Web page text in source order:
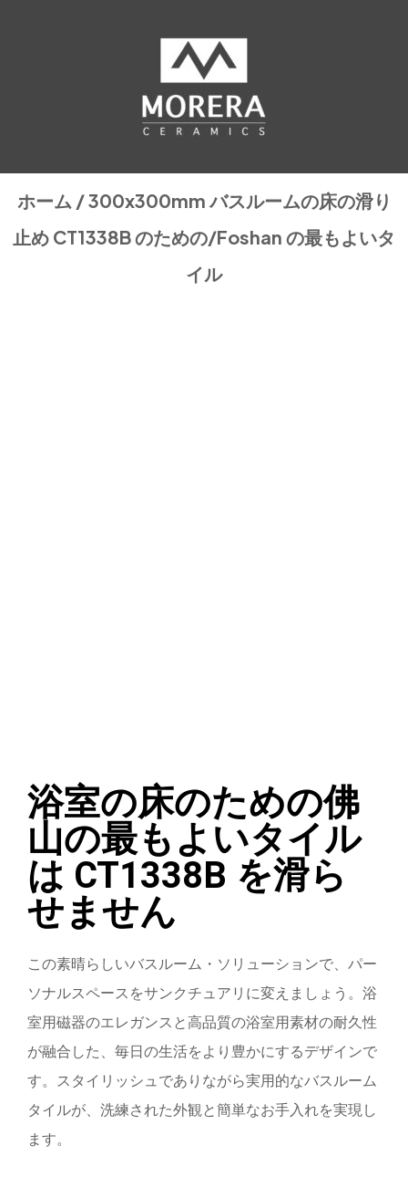
ホーム /300x300mmバスルームの床の滑り
止め CT1338B のための/Foshan の最もよいタ
イル
浴室の床のための佛
山の最もよいタイル
は CT1338B を滑ら
せません
この素晴らしいバスルーム・ソリューションで、パー
ソナルスペースをサンクチュアリに変えましょう。浴
室用磁器のエレガンスと高品質の浴室用素材の耐久性
が融合した、毎日の生活をより豊かにするデザインで
す。スタイリッシュでありながら実用的なバスルーム
タイルが、洗練された外観と簡単なお手入れを実現し
ます。